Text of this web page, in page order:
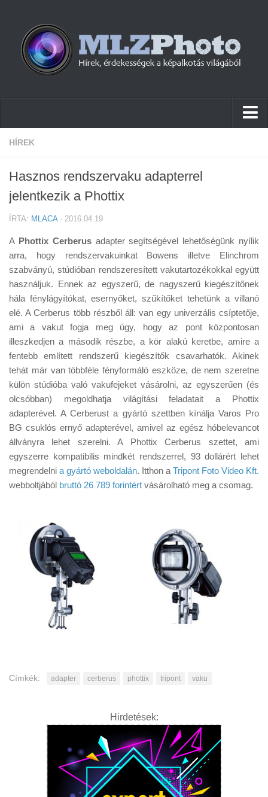
Hírek
Cikkek
Tudástár
Tanácsok
Érdekességek
Helyszíni Riport
E-BB
HÍREK
Hasznos rendszervaku adapterrel
jelentkezik a Phottix
ÍRTA: MLACA· 2016.04.19
A Phottix Cerberusadapter segítségével lehetőségünk nyílik
arra, hogy rendszervakuinkat Bowens illetve Elinchrom
szabványú, stúdióban rendszeresített vakutartozékokkal együtt
használjuk. Ennek az egyszerű, de nagyszerű kiegészítőnek
hála fénylágyítókat, esernyőket, szűkítőket tehetünk a villanó
elé. A Cerberus több részből áll: van egy univerzális csíptetője,
ami a vakut fogja meg úgy, hogy az pont központosan
illeszkedjen a második részbe, a kör alakú keretbe, amire a
fentebb említett rendszerű kiegészítők csavarhatók. Akinek
tehát már van többféle fényformáló eszköze, de nem szeretne
külön stúdióba való vakufejeket vásárolni, az egyszerűen (és
olcsóbban) megoldhatja világítási feladatait a Phottix
adapterével. A Cerberust a gyártó szettben kínálja Varos Pro
BG csuklós ernyő adapterével, amivel az egész hóbelevancot
állványra lehet szerelni. A Phottix Cerberus szettet, ami
egyszerre kompatibilis mindkét rendszerrel, 93 dollárért lehet
megrendelni a gyártó weboldalán. Itthon a Tripont Foto Video Kft.
webboltjából bruttó 26 789 forintért vásárolható meg a csomag.
Címkék: adapter cerberus phottix tripont vaku
Hirdetések: